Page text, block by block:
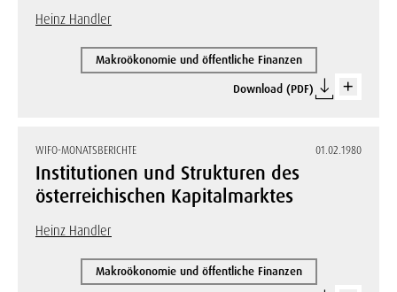
Heinz Handler
Makroökonomie und öffentliche Finanzen
Download (PDF)
WIFO-MONATSBERICHTE 01.02.1980
Institutionen und Strukturen des
österreichischen Kapitalmarktes
Heinz Handler
Makroökonomie und öffentliche Finanzen